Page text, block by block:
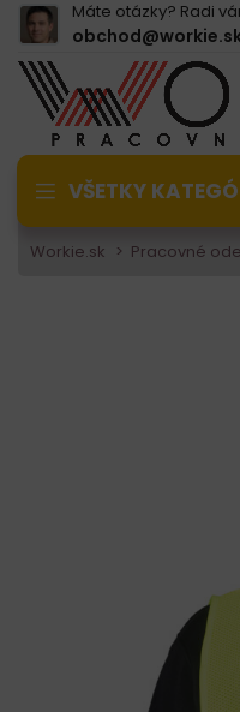
Máte otázky? Radi
VŠETKY
Workie.sk Pracovné